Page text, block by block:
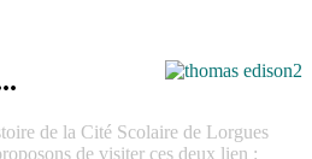
de la Cité Scolaire de Lorgues
de visiter ces deux lien :